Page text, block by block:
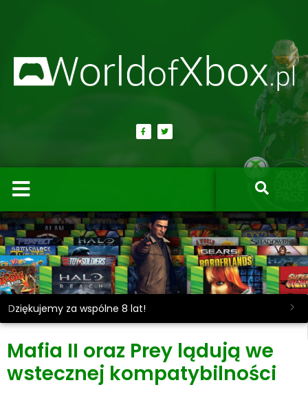
Dziękujemy za wspólne 8 lat!
Mafia II oraz Prey lądują we
wstecznej kompatybilności